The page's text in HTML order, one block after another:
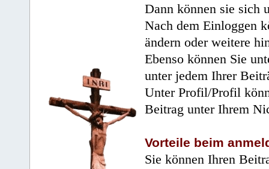
Dann können sie sich
Nach dem Einloggen
ändern oder weitere
Ebenso können Sie
unter jedem Ihrer
Unter Profil/Profil
Beitrag unter Ihrem
Vorteile beim
Sie können Ihren